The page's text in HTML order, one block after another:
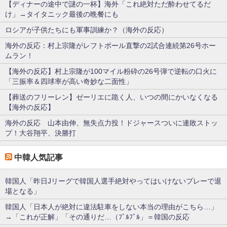
【ディナーの途中で謎の一杯】海外「これ絶対ただ酔わせてるだ
け」→タイタニック最後の晩餐にも
ロシアが子供たちにも軍事訓練か？（海外の反応）
海外の反応：村上宗隆がレフトポール直撃の2試合連続第26号ホー
ムラン！
【海外の反応】村上宗隆が100マイル粉砕の26号弾で逆転の口火に
「三振率＆四球率が高い奇妙な二面性」
【葬送のフリーレン】ゼーリエに跪く人、いつの間にかいなくなる
【海外の反応】
海外の反応 山本由伸、無失点力投！ドジャースついに連敗ストッ
プ！大谷翔平、決勝打
中韓人気記事
韓国人「昨日Jリーグで韓国人選手絶対やってはいけないプレーで退
場となる」
韓国人「日本人が絶対に違法駐車をしない本当の理由がこちら…」
→「これが正解」「その通りだ…（ﾌﾞﾙﾌﾞﾙ」＝韓国の反応